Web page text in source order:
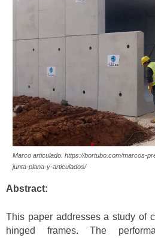
Marco articulado. https://bortubo.com/marcos-
junta-plana-y-articulados/
Abstract:
This paper addresses a study of
hinged frames. The